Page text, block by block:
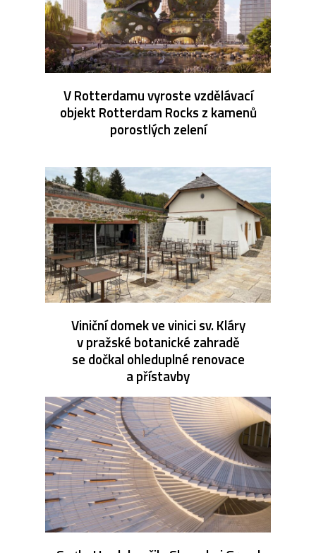
V Rotterdamu vyroste vzdělávací
objekt Rotterdam Rocks z kamenů
porostlých zelení
Viniční domek ve vinici sv. Kláry
v pražské botanické zahradě
se dočkal ohleduplné renovace
a přístavby